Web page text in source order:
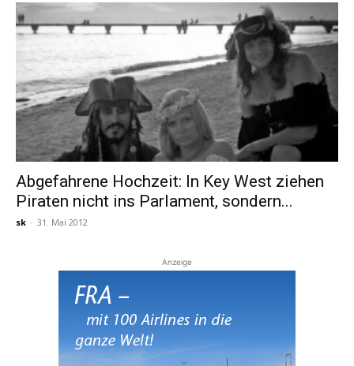
Abgefahrene Hochzeit: In Key West ziehen
Piraten nicht ins Parlament, sondern...
sk - 31. Mai 2012
Anzeige